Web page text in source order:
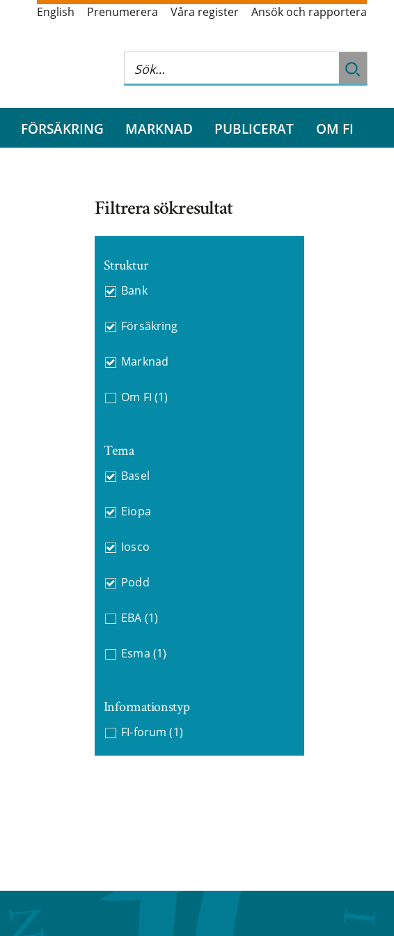
English Prenumerera Våra register Ansök och rapportera
FÖRSÄKRING MARKNAD PUBLICERAT OM FI
Filtrera sökresultat
Struktur
Bank
Försäkring
Marknad
Om FI (1)
Tema
Basel
Eiopa
Iosco
Podd
EBA (1)
Esma (1)
Informationstyp
FI-forum (1)